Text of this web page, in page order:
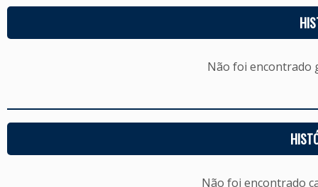
Não foi encontrado
Não foi encontrado